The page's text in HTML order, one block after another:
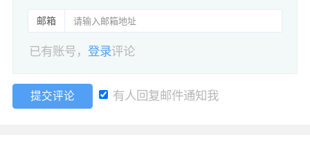
邮箱
已有账号，登录评论
提交评论 有人回复邮件通知我